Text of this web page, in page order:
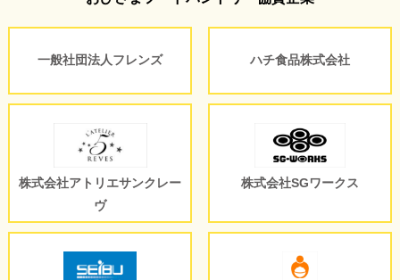
一般社団法人フレンズ ハチ食品株式会社
株式会社アトリエサンクレー
ヴ
株式会社SGワークス